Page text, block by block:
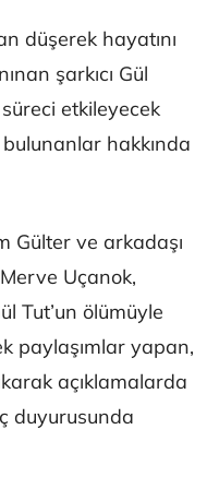
düşerek hayatını
şarkıcı Gül
etkileyecek
hakkında
Gülter ve arkadaşı
Uçanok,
Tut’un ölümüyle
paylaşımlar yapan,
açıklamalarda
duyurusunda